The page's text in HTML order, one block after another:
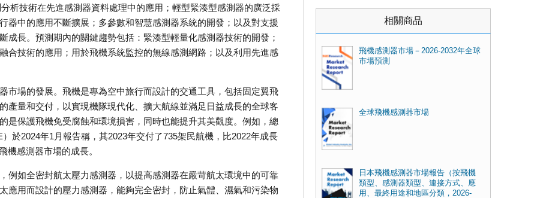
析技術在先進感測器資料處理中的應用；輕型緊湊型感測器的廣泛採
器中的應用不斷擴展；多參數和智慧感測器系統的開發；以及對支援
成長。預測期內的關鍵趨勢包括：緊湊型輕量化感測器技術的開發；
合技術的應用；用於飛機系統監控的無線感測網路；以及利用先進感
市場的發展。飛機是專為空中旅行而設計的交通工具，包括固定翼飛
產量和交付，以實現機隊現代化、擴大航線並滿足日益成長的全球客
是保護飛機免受腐蝕和環境損害，同時也能提升其美觀度。例如，總
於2024年1月報告稱，其2023年交付了735架民航機，比2022年成長
機感測器市場的成長。
例如全密封航太壓力感測器，以提高感測器在嚴苛航太環境中的可靠
應用而設計的壓力感測器，能夠完全密封，防止氣體、濕氣和污染物
相關商品
飛機感測器市場－2026-2032年全球
市場預測
全球飛機感測器市場
日本飛機感測器市場報告（按飛機
類型、感測器類型、連接方式、應
用、最終用途和地區分類，2026-